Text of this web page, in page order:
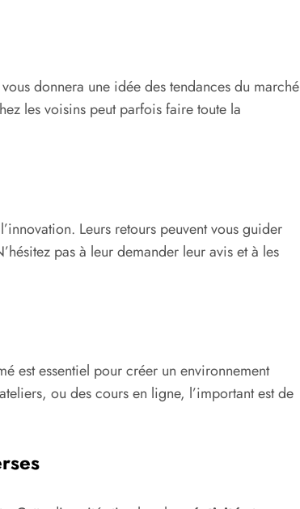
donnera une idée des tendances du marché
les voisins peut parfois faire toute la
Leurs retours peuvent vous guider
pas à leur demander leur avis et à les
est essentiel pour créer un environnement
ou des cours en ligne, l’important est de